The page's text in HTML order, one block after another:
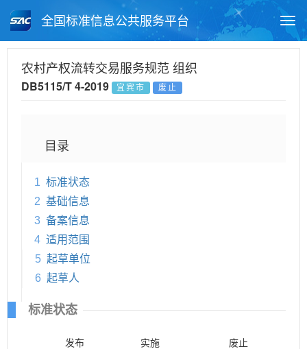
全国标准信息公共服务平台
月报查询 标准公告查询
农村产权流转交易服务规范 组织
DB5115/T 4-2019 宜宾市 废止
目录
1 标准状态
2 基础信息
3 备案信息
4 适用范围
5 起草单位
6 起草人
标准状态
发布 实施 废止